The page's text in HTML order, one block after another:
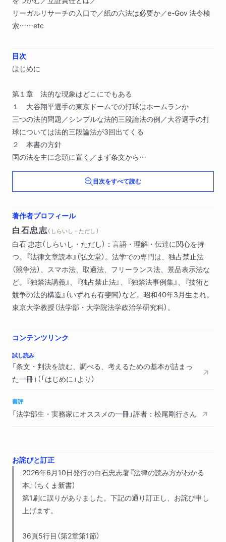
リーガルリサーチの入口で／紙の六法は必要か／e-Gov 法令検
索……etc
目次
はじめに
第１章 法的な現象はどこにでもある
１ 大谷翔平選手の東京ドームでの打球はホームランか
三つの法的問題／シンプルな法的三段論法の例／大谷選手の打
球については法的三段論法が3回出てくる
２ 本書の方針
国の法を主に念頭に置く／まず条文から
第２章 法令の条文を読む
１ 条文を読めると視界が晴れる
チケット不正転売禁止法に違反するとどうなるか／どのような
場合にチケット不正転売禁止法に違反したことになるか／「特定
興行入場券の不正転売」の定義を読む／チケット不正転売禁止法
のまとめ
２ 条文の基本的な部品
条文の原文は縦書き／条・項・号／イロハ／項番号は「2」から
振られる／枝番号／「第」を書くか省略するか／「前条」「前項」
「前号」・「次条」「次項」「次号」・「同条」「同項」「同号」／「ただし
３ 条文の基本的な用語
に」／複数の読み方があり得る場合―例1：「興行」の定義／複数
の読み方があり得る場合―例2：住居侵入等の罪
第３章 法令の条文を読みこなす
１ 法令はどのようにして作られるか
２ 古い条文と新しい条文
現代の条文は現代日本語で書かれている／古い用語・言い回し
／古い送り仮名／古い漢字使用／実態に合わない古い言語化／
言語の論理体系の変化（？）／基本法令はいつ書かれたか／新し
い条文から慣れたほうがよいのではないか
法令による下位法令への委任／一般法と特別法／一般法と同じ
目次をすべて読む
著作者プロフィール
白石忠志（ しらいし・ただし ）
白石 忠志（しらいし・ただし）：言語・理解・伝達に関心を持
つ。『法律文章読本』（弘文堂）。法学での専門は、独占禁止法
（競争法）、スマホ法、取適法、フリーランス法、景品表示法な
ど。『独禁法講義』、『独占禁止法』、『独禁法事例集』、『技術と
競争の法的構造』（いずれも有斐閣）など。昭和40年3月生まれ。
東京大学教授（法学部・大学院法学政治学研究科）。
コンテンツリンク
試し読み
「条文・判決を読む、調べる、考えるための基本が詰まっ
た一冊」（「はじめに」より）
書評
「法学部生・実務家にオススメの一冊」評者：松尾剛行さん
お詫びと訂正
2026年6月10日発行の白石忠志著『法律の読み方がわかる
本』（ちくま新書）
第1刷に誤りがありました。下記の通り訂正し、お詫び申し
上げます。
36頁5行目（第2章第1節）